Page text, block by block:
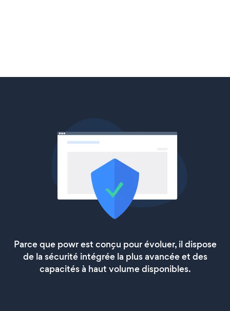
Parce que powr est conçu pour évoluer, il dispose
de la sécurité intégrée la plus avancée et des
capacités à haut volume disponibles.